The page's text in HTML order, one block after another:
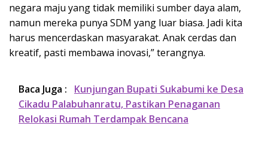
negara maju yang tidak memiliki sumber daya alam,
namun mereka punya SDM yang luar biasa. Jadi kita
harus mencerdaskan masyarakat. Anak cerdas dan
kreatif, pasti membawa inovasi,” terangnya.
Baca Juga :
Kunjungan Bupati Sukabumi ke Desa
Cikadu Palabuhanratu, Pastikan Penaganan
Relokasi Rumah Terdampak Bencana